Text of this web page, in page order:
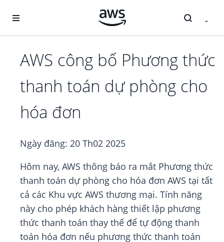
AWS công bố Phương thức
thanh toán dự phòng cho
hóa đơn
Ngày đăng: 20 Th02 2025
Hôm nay, AWS thông báo ra mắt Phương thức
thanh toán dự phòng cho hóa đơn AWS tại tất
cả các Khu vực AWS thương mại. Tính năng
này cho phép khách hàng thiết lập phương
thức thanh toán thay thế để tự động thanh
toán hóa đơn nếu phương thức thanh toán